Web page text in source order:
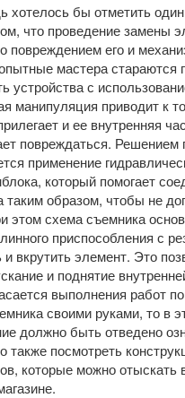
хотелось бы отметить
что проведение замены
повреждением его и
мастера стараются
устройства с
манипуляция приводит к
и ее внутренняя
повреждаться. Решением
применение
который помогает
таким образом, чтобы не
этом схема съемника
приспособления с
вкрутить элемент. Это
и поднятие
выполнения работ по
своими руками, то в
должно быть отведено
посмотреть
которые можно